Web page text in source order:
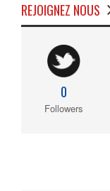
REJOIGNEZ NOUS
0
Followers